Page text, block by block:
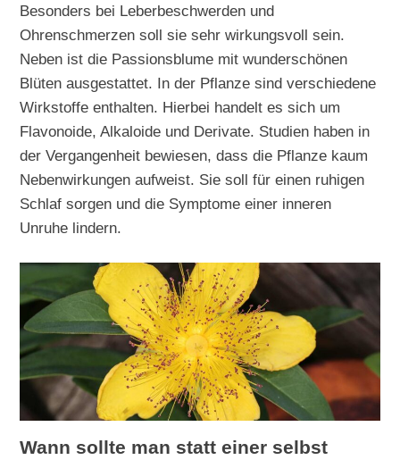
Besonders bei Leberbeschwerden und
Ohrenschmerzen soll sie sehr wirkungsvoll sein.
Neben ist die Passionsblume mit wunderschönen
Blüten ausgestattet. In der Pflanze sind verschiedene
Wirkstoffe enthalten. Hierbei handelt es sich um
Flavonoide, Alkaloide und Derivate. Studien haben in
der Vergangenheit bewiesen, dass die Pflanze kaum
Nebenwirkungen aufweist. Sie soll für einen ruhigen
Schlaf sorgen und die Symptome einer inneren
Unruhe lindern.
Wann sollte man statt einer selbst